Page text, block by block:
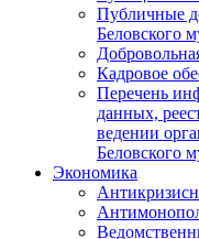
Публичные
Беловского
Кадровое
Перечень
данных,
ведении
Беловского
Экономика